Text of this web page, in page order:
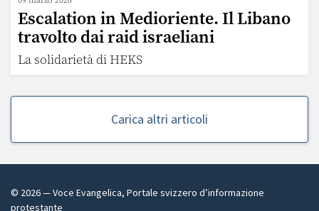
Escalation in Medioriente. Il Libano
travolto dai raid israeliani
La solidarietà di HEKS
Carica altri articoli
© 2026— Voce Evangelica, Portale svizzero d’informazione
protestante